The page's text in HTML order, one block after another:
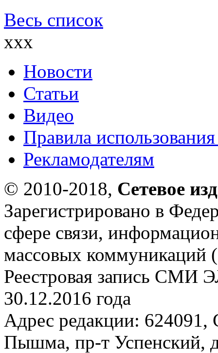
Весь список
xxx
Новости
Статьи
Видео
Правила
Рекламодателям
© 2010-2018, Сетевое
Зарегистрировано в
сфере связи,
массовых коммуникаций
Реестровая запись СМИ
30.12.2016 года
Адрес редакции: 624091,
Пышма, пр-т Успенский,